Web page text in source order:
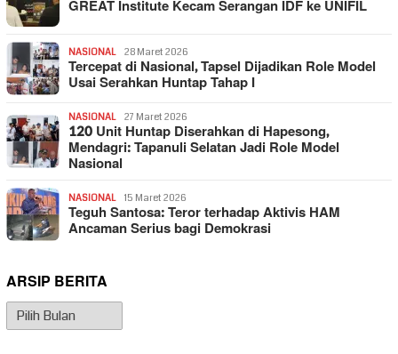
GREAT Institute Kecam Serangan IDF ke UNIFIL
NASIONAL 28 Maret 2026
Tercepat di Nasional, Tapsel Dijadikan Role Model
Usai Serahkan Huntap Tahap I
NASIONAL 27 Maret 2026
120 Unit Huntap Diserahkan di Hapesong,
Mendagri: Tapanuli Selatan Jadi Role Model
Nasional
NASIONAL 15 Maret 2026
Teguh Santosa: Teror terhadap Aktivis HAM
Ancaman Serius bagi Demokrasi
ARSIP BERITA
Arsip
Berita